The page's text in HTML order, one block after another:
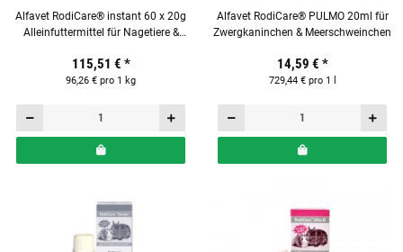
Alfavet RodiCare® instant 60 x 20g
Alleinfuttermittel für Nagetiere &
115,51 € *
96,26 € pro 1 kg
Alfavet RodiCare® PULMO 20ml für
Zwergkaninchen & Meerschweinchen
14,59 € *
729,44 € pro 1 l